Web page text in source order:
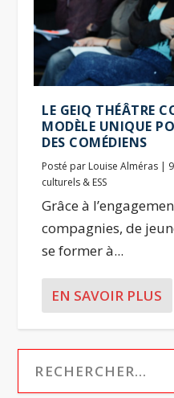
LE GEIQ THÉÂTRE
MODÈLE UNIQUE
DES COMÉDIENS
Posté par Louise Alméras |
culturels & ESS
Grâce à
compagnies, de
se former à...
EN SAVOIR PLUS